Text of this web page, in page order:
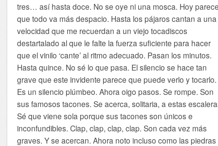
tres… así hasta doce. No se oye ni una mosca. Hoy
que todo va más despacio. Hasta los pájaros cantan a una
velocidad que me recuerdan a un viejo tocadiscos
destartalado al que le falte la fuerza suficiente para hacer
que el vinilo ‘cante’ al ritmo adecuado. Pasan los minutos.
Hasta quince. No sé lo que pasa. El silencio se hace tan
grave que este invidente parece que puede verlo y tocarlo.
Es un silencio plúmbeo. Ahora oigo pasos. Se rompe. Son
sus famosos tacones. Se acerca, solitaria, a estas
Sé que viene sola porque sus tacones son únicos e
inconfundibles. Clap, clap, clap, clap. Son cada vez más
graves. Y se acercan. Ahora noto incluso como las piedras